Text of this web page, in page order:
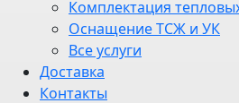
Комплектация
Оснащение ТСЖ и УК
Все услуги
Доставка
Контакты